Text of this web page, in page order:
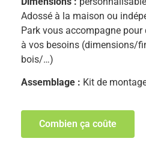
Adossé à la maison ou
Park vous accompagne pour
à vos besoins (dimensions/
bois/…)
Assemblage : Kit de
Combien ça coûte